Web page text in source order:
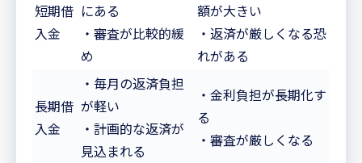
短期借
入金
にある
・審査が比較的緩
め
額が大きい
・返済が厳しくなる恐
れがある
長期借
入金
・毎月の返済負担
が軽い
・計画的な返済が
見込まれる
・金利負担が長期化す
る
・審査が厳しくなる